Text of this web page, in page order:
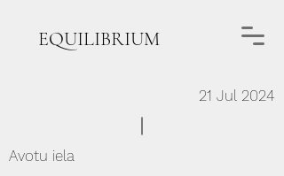
EQUILIBRIUM
21 Jul 2024
Avotu iela